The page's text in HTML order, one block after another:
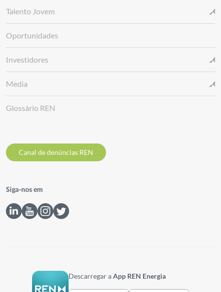
Talento Jovem
Oportunidades
Investidores
Media
Glossário REN
Canal de denúncias REN
Siga-nos em
Descarregar aApp REN Energia